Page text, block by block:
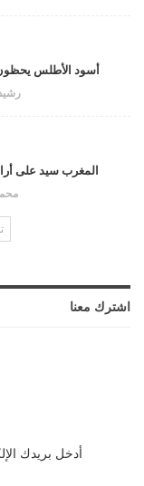
أسود الأطلس
المغرب سيد على
اشترك معنا
أدخل بريدك